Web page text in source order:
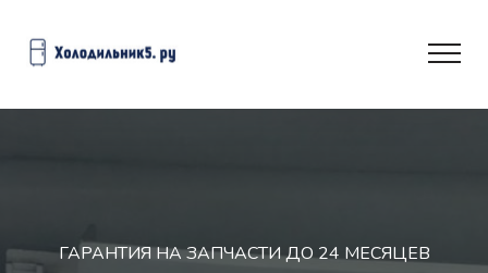
ГАРАНТИЯ НА ЗАПЧАСТИ ДО 24 МЕСЯЦЕВ